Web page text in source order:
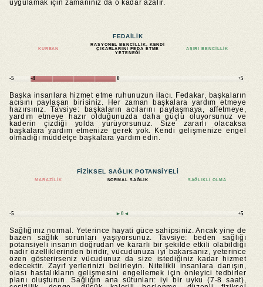
uygulamak için zamanınız da o kadar azalır.
FEDAILIK
KURBAN
RASYONEL BENCILLIK, KENDI
ÇIKARLARINI FEDA ETME
YETENEĞI
AŞIRI BENCILLIK
-5 -4 0 +5
Başka insanlara hizmet etme ruhunuzun ilacı. Fedakar, başkaların
acısını paylaşan birisiniz. Her zaman başkalara yardım etmeye
hazırsınız. Tavsiye: başkaların acılarını paylaşmaya, affetmeye,
yardım etmeye hazır olduğunuzda daha güçlü oluyorsunuz ve
kaderin çizdiği yolda yürüyorsunuz. Size zararlı olacaksa
başkalara yardım etmenize gerek yok. Kendi gelişmenize engel
olmadığı müddetçe başkalara yardım edin.
FIZIKSEL SAĞLIK POTANSIYELI
MARAZILIK NORMAL SAĞLIK SAĞLIKLI OLMA
-5 ►0◄ +5
Sağlığınız normal. Yeterince hayati güce sahipsiniz. Ancak yine de
bazen sağlık sorunları yaşıyorsunuz. Tavsiye: beden sağlığı
potansiyeli insanın doğrudan ve kararlı bir şekilde etkili olabildiği
nadir özelliklerinden biridir, vücudunuza iyi bakarsanız, yeterince
özen gösterirseniz vücudunuz da size istediğiniz kadar hizmet
edecektir. Zayıf yerlerinizi belirleyin. Nitelikli insanlara danışın,
olası hastalıkların gelişmesini engellemek için önleyici tedbirler
planı oluşturun. Sağlığın ana sütunları: iyi bir uyku (7-8 saat),